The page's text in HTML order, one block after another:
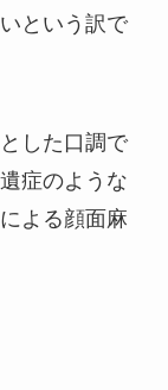
という訳で
した口調で
症のような
よる顔面麻